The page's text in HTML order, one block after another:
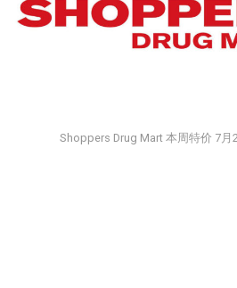
Shoppers Drug Mart 本周特价 7月